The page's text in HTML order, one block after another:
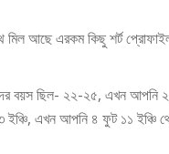
আছে এরকম কিছু শর্ট
বয়স ছিল- ২২-২৫, এখন আপনি
এখন আপনি ৪ ফুট ১১ ইঞ্চি